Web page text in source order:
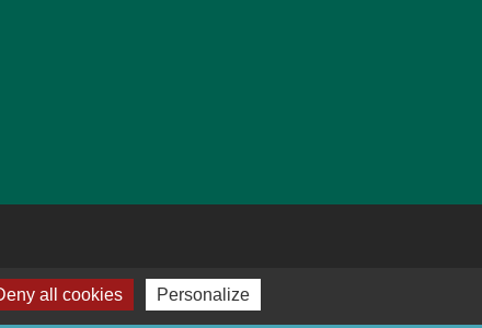
all cookies Personalize